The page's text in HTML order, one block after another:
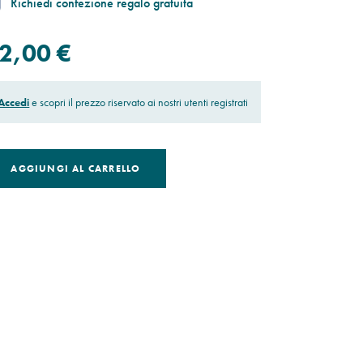
€
e scopri il prezzo riservato ai nostri utenti registrati
AGGIUNGI AL CARRELLO